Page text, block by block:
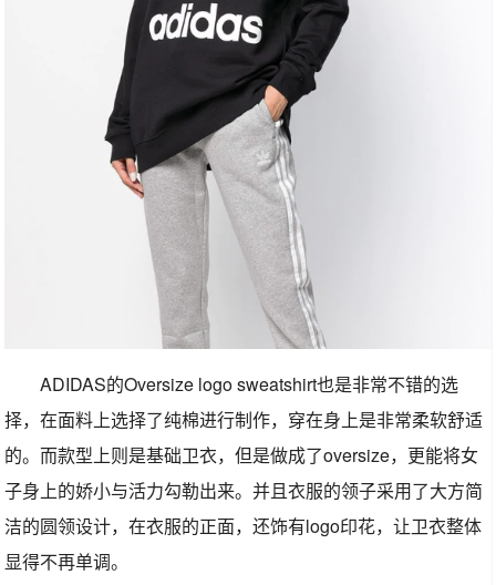
ADIDAS的Oversize logo sweatshirt也是非常不错的选
择，在面料上选择了纯棉进行制作，穿在身上是非常柔软舒适
的。而款型上则是基础卫衣，但是做成了oversize，更能将女
子身上的娇小与活力勾勒出来。并且衣服的领子采用了大方简
洁的圆领设计，在衣服的正面，还饰有logo印花，让卫衣整体
显得不再单调。